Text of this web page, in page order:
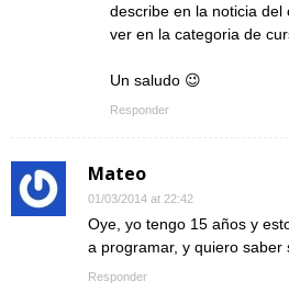
describe en la noticia
ver en la categoria de
Un saludo 😉
Responder
Mateo
01/03/2014 at 22:42
Oye, yo tengo 15 años y
a programar, y quiero saber
Responder